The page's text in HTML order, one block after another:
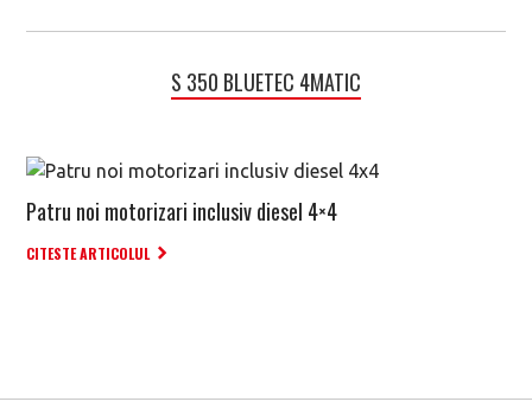
S 350 BLUETEC 4MATIC
Patru noi motorizari inclusiv diesel 4×4
CITESTE ARTICOLUL